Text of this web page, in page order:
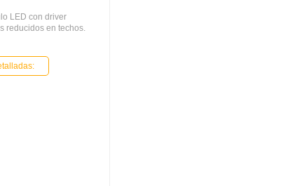
LED con driver
reducidos en techos.